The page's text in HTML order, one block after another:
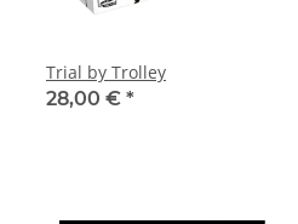
Trial by Trolley
28,00 € *